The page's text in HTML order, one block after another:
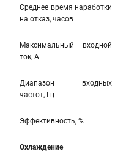
Среднее время наработки
на отказ, часов
Максимальный входной
ток, А
Диапазон входных
частот, Гц
Эффективность, %
Охлаждение